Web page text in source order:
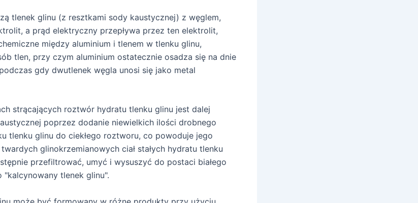
tlenek glinu (z resztkami sody kaustycznej) z węglem,
a prąd elektryczny przepływa przez ten elektrolit,
między aluminium i tlenem w tlenku glinu,
tlen, przy czym aluminium ostatecznie osadza się na dnie
gdy dwutlenek węgla unosi się jako metal
strącających roztwór hydratu tlenku glinu jest dalej
poprzez dodanie niewielkich ilości drobnego
tlenku glinu do ciekłego roztworu, co powoduje jego
glinokrzemianowych ciał stałych hydratu tlenku
przefiltrować, umyć i wysuszyć do postaci białego
"kalcynowany tlenek glinu".